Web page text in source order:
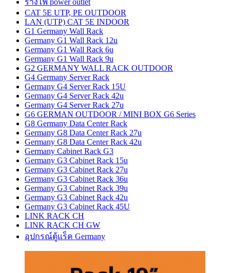
CAT 5E UTP, PE OUTDOOR
LAN (UTP) CAT 5E INDOOR
G1 Germany Wall Rack
Germany G1 Wall Rack 12u
Germany G1 Wall Rack 6u
Germany G1 Wall Rack 9u
G2 GERMANY WALL RACK OUTDOOR
G4 Germany Server Rack
Germany G4 Server Rack 15U
Germany G4 Server Rack 42u
Germany G4 Server Rack 27u
G6 GERMAN OUTDOOR / MINI BOX G6 Series
G8 Germany Data Center Rack
Germany G8 Data Center Rack 27u
Germany G8 Data Center Rack 42u
Germany Cabinet Rack G3
Germany G3 Cabinet Rack 15u
Germany G3 Cabinet Rack 27u
Germany G3 Cabinet Rack 36u
Germany G3 Cabinet Rack 39u
Germany G3 Cabinet Rack 42u
Germany G3 Cabinet Rack 45U
LINK RACK CH
LINK RACK CH GW
อุปกรณ์ตู้แร็ค Germany